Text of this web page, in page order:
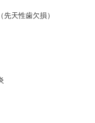
天性歯欠損）